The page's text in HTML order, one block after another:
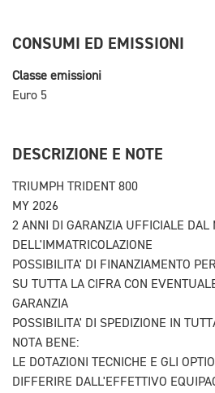
CONSUMI ED EMISSIONI
Classe emissioni
Euro 5
DESCRIZIONE E NOTE
TRIUMPH TRIDENT 800
MY 2026
2 ANNI DI GARANZIA UFFICIALE DAL
DELL'IMMATRICOLAZIONE
POSSIBILITA' DI FINANZIAMENTO
SU TUTTA LA CIFRA CON
GARANZIA
POSSIBILITA' DI SPEDIZIONE IN
NOTA BENE:
LE DOTAZIONI TECNICHE E GLI
DIFFERIRE DALL'EFFETTIVO